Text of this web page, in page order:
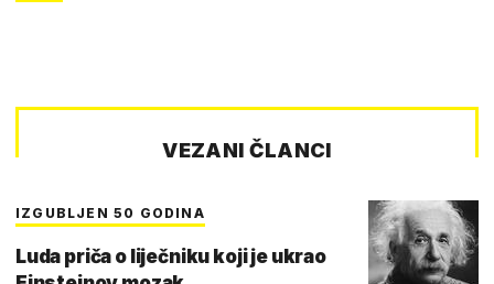
VEZANI ČLANCI
IZGUBLJEN 50 GODINA
Luda priča o liječniku koji je ukrao